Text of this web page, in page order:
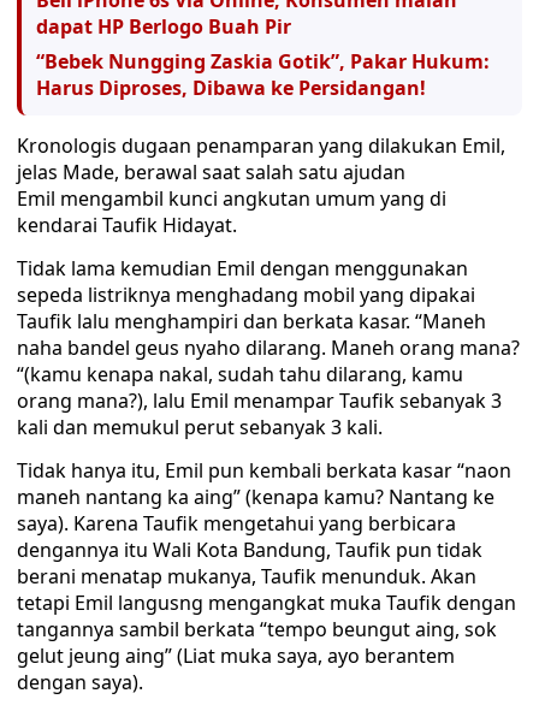
dapat HP Berlogo Buah Pir
“Bebek Nungging Zaskia Gotik”, Pakar Hukum:
Harus Diproses, Dibawa ke Persidangan!
Kronologis dugaan penamparan yang dilakukan Emil,
jelas Made, berawal saat salah satu ajudan
Emil mengambil kunci angkutan umum yang di
kendarai Taufik Hidayat.
Tidak lama kemudian Emil dengan menggunakan
sepeda listriknya menghadang mobil yang dipakai
Taufik lalu menghampiri dan berkata kasar. “Maneh
naha bandel geus nyaho dilarang. Maneh orang mana?
“(kamu kenapa nakal, sudah tahu dilarang, kamu
orang mana?), lalu Emil menampar Taufik sebanyak 3
kali dan memukul perut sebanyak 3 kali.
Tidak hanya itu, Emil pun kembali berkata kasar “naon
maneh nantang ka aing” (kenapa kamu? Nantang ke
saya). Karena Taufik mengetahui yang berbicara
dengannya itu Wali Kota Bandung, Taufik pun tidak
berani menatap mukanya, Taufik menunduk. Akan
tetapi Emil langusng mengangkat muka Taufik dengan
tangannya sambil berkata “tempo beungut aing, sok
gelut jeung aing” (Liat muka saya, ayo berantem
dengan saya).